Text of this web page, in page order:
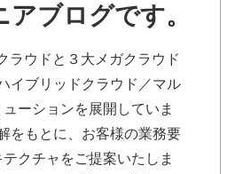
ブログです。
ラウドと３大メガクラウド
イブリッドクラウド／マル
ーションを展開していま
をもとに、お客様の業務要
クチャをご提案いたしま